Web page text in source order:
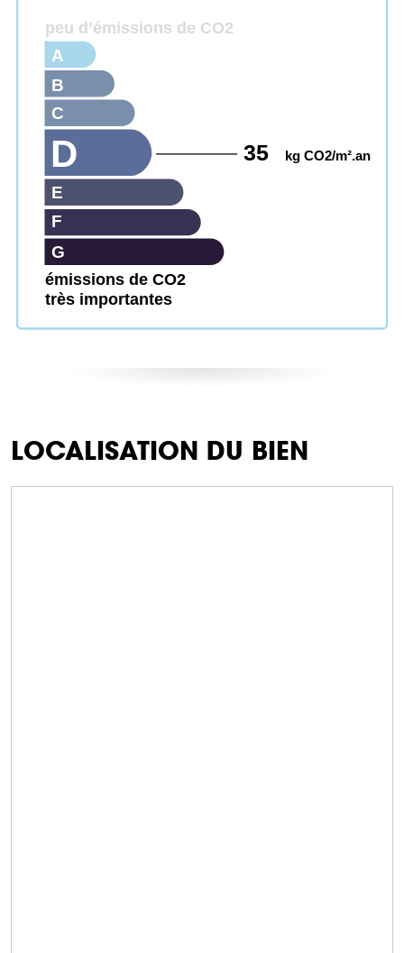
émissions de CO2
très importantes
peu d’émissions de CO2
G
F
E
D 35 kg CO2/m².an
C
B
A
LOCALISATION DU BIEN